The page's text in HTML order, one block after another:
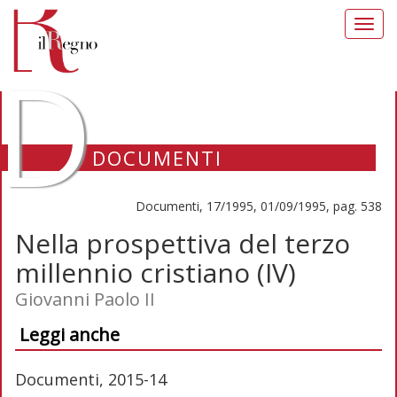
DOCUMENTI
Documenti, 17/1995, 01/09/1995, pag. 538
Nella prospettiva del terzo
millennio cristiano (IV)
Giovanni Paolo II
Leggi anche
Documenti, 2015-14